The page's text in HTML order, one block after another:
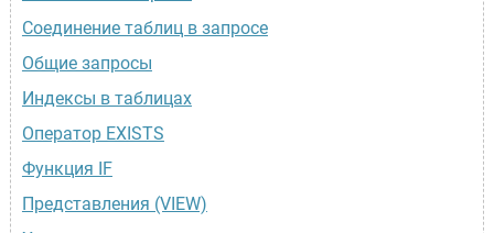
Соединение таблиц в запросе
Общие запросы
Индексы в таблицах
Оператор EXISTS
Функция IF
Представления (VIEW)